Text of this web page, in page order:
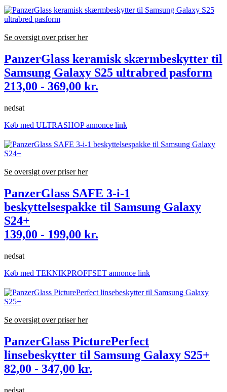
Se oversigt over priser her
PanzerGlass keramisk skærmbeskytter til
Samsung Galaxy S25 ultrabred pasform
213,00 - 369,00 kr.
nedsat
Køb med ULTRASHOP annonce link
Se oversigt over priser her
PanzerGlass SAFE 3-i-1
beskyttelsespakke til Samsung Galaxy
S24+
139,00 - 199,00 kr.
nedsat
Køb med TEKNIKPROFFSET annonce link
Se oversigt over priser her
PanzerGlass PicturePerfect
linsebeskytter til Samsung Galaxy S25+
82,00 - 347,00 kr.
nedsat